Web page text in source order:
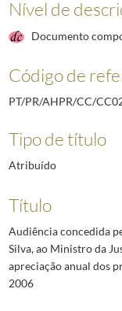
Nível de
Documento
Código de
PT/PR/AHPR/CC/
Tipo de título
Atribuído
Título
Audiência concedida
Silva, ao Ministro da
apreciação anual dos
2006